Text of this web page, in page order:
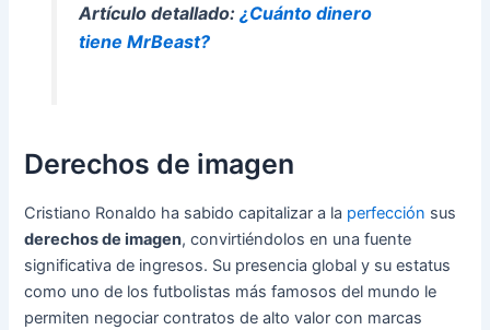
Artículo detallado: ¿Cuánto dinero
tiene MrBeast?
Derechos de imagen
Cristiano Ronaldo ha sabido capitalizar a la perfección sus
derechos de imagen, convirtiéndolos en una fuente
significativa de ingresos. Su presencia global y su estatus
como uno de los futbolistas más famosos del mundo le
permiten negociar contratos de alto valor con marcas